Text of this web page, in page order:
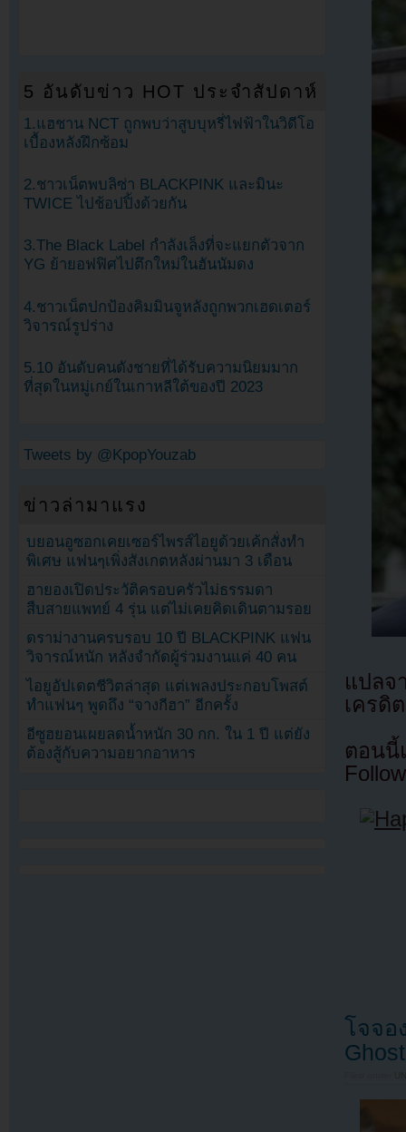
แปล
เครดิ
ตอนนี้
โจจอ
5 อันดับข่าว HOT ประจำสัปดาห์
1.แฮชาน NCT ถูกพบว่าสูบบุหรี่ไฟฟ้าในวิดีโอ
เบื้องหลังฝึกซ้อม
2.ชาวเน็ตพบลิซ่า BLACKPINK และมินะ
TWICE ไปช้อปปิ้งด้วยกัน
3.The Black Label กำลังเล็งที่จะแยกตัวจาก
YG ย้ายอฟฟิศไปตึกใหม่ในฮันนัมดง
4.ชาวเน็ตปกป้องคิมมินจูหลังถูกพวกเฮดเตอร์
วิจารณ์รูปร่าง
5.10 อันดับคนดังชายที่ได้รับความนิยมมาก
ที่สุดในหมู่เกย์ในเกาหลีใต้ของปี 2023
Tweets by @KpopYouzab
ข่าวล่ามาแรง
บยอนอูซอกเคยเซอร์ไพรส์ไอยูด้วยเค้กสั่งทำ
พิเศษ แฟนๆเพิ่งสังเกตหลังผ่านมา 3 เดือน
ฮายองเปิดประวัติครอบครัวไม่ธรรมดา
สืบสายแพทย์ 4 รุ่น แต่ไม่เคยคิดเดินตามรอย
ดราม่างานครบรอบ 10 ปี BLACKPINK แฟน
วิจารณ์หนัก หลังจำกัดผู้ร่วมงานแค่ 40 คน
ไอยูอัปเดตชีวิตล่าสุด แต่เพลงประกอบโพสต์
ทำแฟนๆ พูดถึง “จางกีฮา” อีกครั้ง
อีซูฮยอนเผยลดน้ำหนัก 30 กก. ใน 1 ปี แต่ยัง
ต้องสู้กับความอยากอาหาร